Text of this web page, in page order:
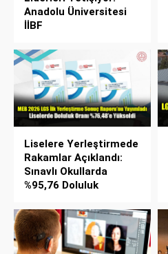
Anadolu Üniversitesi
İİBF
Liselere Yerleştirmede
Rakamlar Açıklandı:
Sınavlı Okullarda
%95,76 Doluluk